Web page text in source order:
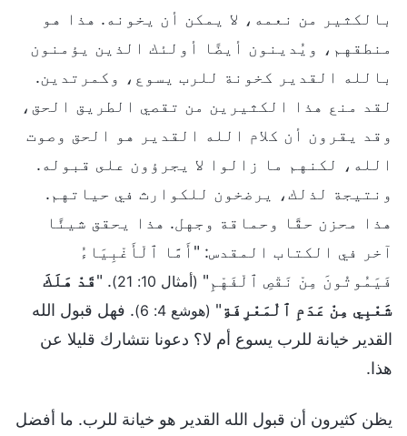
بالكثير من نعمه، لا يمكن أن يخونه. هذا هو
منطقهم، ويُدينون أيضًا أولئك الذين يؤمنون
بالله القدير كخونة للرب يسوع، وكمرتدين.
لقد منع هذا الكثيرين من تقصي الطريق الحق،
وقد يقرون أن كلام الله القدير هو الحق وصوت
الله، لكنهم ما زالوا لا يجرؤون على قبوله.
ونتيجة لذلك، يرضخون للكوارث في حياتهم.
هذا محزن حقًا وحماقة وجهل. هذا يحقق شيئًا
آخر في الكتاب المقدس: "أَمَّا ٱلْأَغْبِيَاءُ
فَيَمُوتُونَ مِنْ نَقْصِ ٱلْفَهْمِ" (أمثال 10: 21) . "قَدْ هَلَكَ
شَعْبِي مِنْ عَدَمِ ٱلْمَعْرِفَةِ" (هوشع 4: 6)
. فهل قبول الله
القدير خيانة للرب يسوع أم لا؟ دعونا نتشارك قليلا عن
هذا.
يظن كثيرون أن قبول الله القدير هو خيانة للرب. ما أفضل